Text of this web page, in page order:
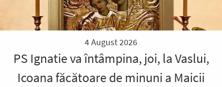
4 August 2026
PS Ignatie va întâmpina, joi, la Vaslui,
Icoana făcătoare de minuni a Maicii